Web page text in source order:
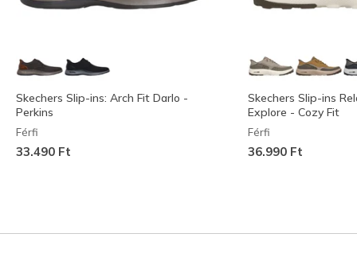
Skechers Slip-ins: Arch Fit Darlo -
Perkins
Férfi
33.490 Ft
Skechers Slip-ins
Explore - Cozy Fit
Férfi
36.990 Ft